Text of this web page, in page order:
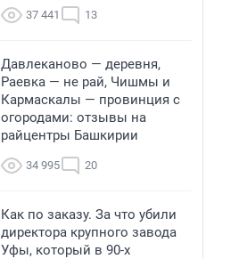
37 441 13
Давлеканово — деревня,
Раевка — не рай, Чишмы и
Кармаскалы — провинция с
огородами: отзывы на
райцентры Башкирии
34 995 20
Как по заказу. За что убили
директора крупного завода
Уфы, который в 90-х